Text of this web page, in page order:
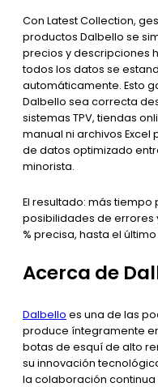
Con Latest Collection,
productos Dalbello se
precios y descripciones
todos los datos se
automáticamente. Esto
Dalbello sea correcta
sistemas TPV, tiendas
manual ni archivos Excel
de datos optimizado
minorista.
El resultado: más tiempo
posibilidades de errores
% precisa, hasta el
Acerca de
Dalbello es una de las
produce íntegramente
botas de esquí de alto
su innovación
la colaboración continua